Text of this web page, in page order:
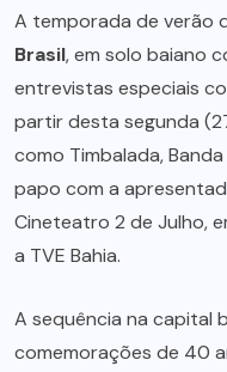
A temporada de verão
Brasil, em solo baiano
entrevistas especiais
partir desta segunda
como Timbalada,
papo com a
Cineteatro 2 de Julho,
a TVE Bahia.
A sequência na capital
comemorações de 40